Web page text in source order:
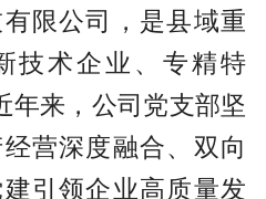
限公司，是县域重
技术企业、专精特
年来，公司党支部坚
营深度融合、双向
引领企业高质量发